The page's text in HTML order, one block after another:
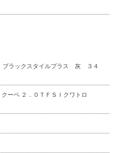
ブラックスタイルプラス 灰 ３４
クーペ ２．０ＴＦＳＩクワトロ